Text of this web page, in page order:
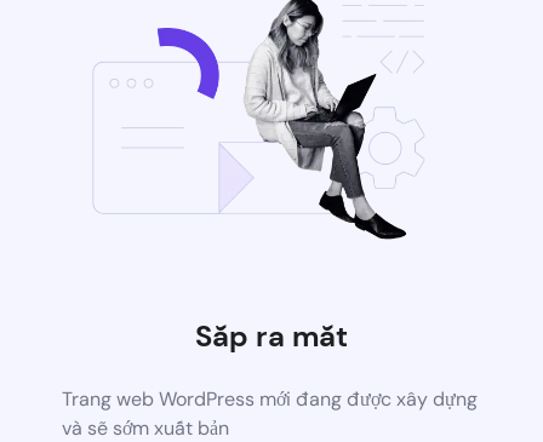
Sắp ra mắt
Trang web WordPress mới đang được xây dựng
và sẽ sớm xuất bản